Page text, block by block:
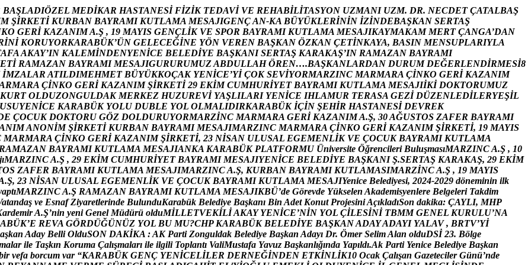
BAŞLADIÖZEL MEDİKAR HASTANESİ FİZİK TEDAVİ VE REHABİLİTASYON UZMANI UZM. DR. NECDET ÇATALBAŞ
M ŞİRKETİ KURBAN BAYRAMI KUTLAMA MESAJIGENÇAN-KA BÜYÜKLERİNİN İZİNDEBAŞKAN SERTAŞ
KO GERİ KAZANIMA.Ş , 19 MAYIS GENÇLİK VE SPOR BAYRAMI KUTLAMA MESAJIKAYMAKAM MERT ÇANGA’DAN
İNİ KORUYORKARABÜK’ÜN GELECEĞİNE YÖN VEREN BAŞKAN ÖZKAN ÇETİNKAYA, BASIN MENSUPLARIYLA
AFA AKAY’IN KALEMİNDENYENİCE BELEDİYE BAŞKANI SERTAŞ KARAKAŞ’IN RAMAZAN BAYRAMI
ETİ RAMAZAN BAYRAMI MESAJIGURURUMUZABDULLAH ÖREN….BAŞKANLARDAN DURUM DEĞERLENDİRMESİ8
İMZALAR ATILDIMEHMET BÜYÜKKOÇAK YENİCE’Yİ ÇOK SEVİYORMARZINC MARMARA ÇİNKO GERİ KAZANIM
RMARA ÇİNKO GERİ KAZANIM ŞİRKETİ 29 EKİM CUMHURİYET BAYRAMI KUTLAMA MESAJIİKİ DOKTORUMUZ
KURT OLDUZONGULDAK MERKEZ HUZUREVİ YAŞLILARI YENİCE IHLAMUR TERASA GEZİ DÜZENLEDİLERYEŞİL
USUYENİCE KARABÜK YOLU DUBLE YOL OLMALIDIRKARABÜK İÇİN ŞEHİR HASTANESİ DEVREK
E ÇOCUK DOKTORU GÖZ DOLDURUYORMARZİNC MARMARA GERİ KAZANIMA.Ş, 30AĞUSTOS ZAFER BAYRAMI
NIMANONİM ŞİRKETİ KURBAN BAYRAMI MESAJIMARZINC MARMARA ÇİNKO GERİ KAZANIM ŞİRKETİ, 19 MAYIS
MARMARA ÇİNKO GERİ KAZANIM ŞİRKETİ, 23 NİSAN ULUSAL EGEMENLİK VE ÇOCUK BAYRAMI KUTLAMA
RAMAZAN BAYRAMI KUTLAMA MESAJIANKA KARABÜK PLATFORMU Üniversite Öğrencileri BuluşmasıMARZINCA.Ş , 10
jıMARZINCA.Ş , 29 EKİM CUMHURİYET BAYRAMI MESAJIYENİCE BELEDİYE BAŞKANI Ş.SERTAŞ KARAKAŞ, 29 EKİM
OS ZAFER BAYRAMI KUTLAMA MESAJIMARZINCA.Ş, KURBAN BAYRAMI KUTLAMASIMARZİNCA.Ş , 19 MAYIS
.Ş, 23 NİSAN ULUSAL EGEMENLİK VE ÇOCUK BAYRAMI KUTLAMA MESAJIYenice Belediyesi, 2024-2029 döneminin ilk
aptıMARZINCA.Ş RAMAZAN BAYRAMI KUTLAMA MESAJIKBÜ’de Görevde Yükselen Akademisyenlere Belgeleri Takdim
atandaş ve Esnaf Ziyaretlerinde BulunduKarabük Belediye Başkanı Bin Adet Konut ProjesiniAçıkladıSon dakika: ÇAYLI, MHP
ardemirA.Ş’nin yeni Genel Müdürü olduMİLLETVEKİLİAKAY YENİCE’NİN YOL ÇİLESİNİ TBMM GENEL KURULU’NA
ABÜK’E REVA GÖRDÜĞÜNÜZ YOL BU MU?CHP KARABÜK BELEDİYE BAŞKANADAYADAYI YALAV , BRTV’Yİ
aşkan Aday Belli OlduSON DAKİKA :AK Parti Zonguldak Belediye Başkan Adayı Dr. Ömer SelimAlan olduDSİ 23. Bölge
alar ile Taşkın Koruma Çalışmaları ile ilgili Toplantı ValiMustafa Yavuz Başkanlığında Yapıldı.Ak Parti Yenice Belediye Başkan
ir vefa borcum var “KARABÜK GENÇ YENİCELİLER DERNEĞİNDEN ETKİNLİK10 Ocak Çalışan Gazeteciler Günü’nde